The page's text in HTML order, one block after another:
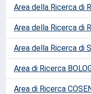
Area della Ricerca di
Area della Ricerca di
Area della Ricerca di
Area di Ricerca
Area di Ricerca